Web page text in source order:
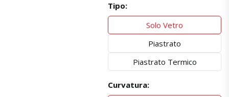
Tipo:
Solo Vetro
Piastrato
Piastrato Termico
Curvatura: